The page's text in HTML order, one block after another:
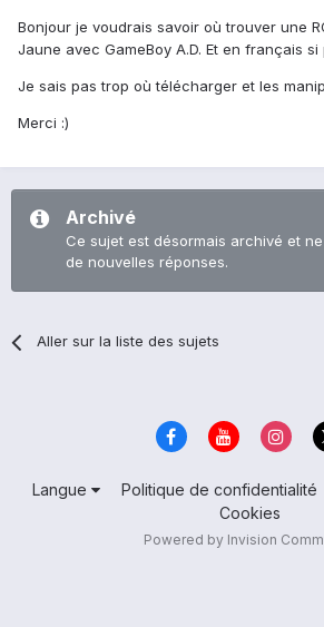
Bonjour je voudrais savoir où trouver une
Jaune avec GameBoy A.D. Et en français si
Je sais pas trop où télécharger et les
Merci :)
Archivé
Ce sujet est désormais archivé et
de nouvelles réponses.
Aller sur la liste des sujets
Langue Politique de confidentialité
Cookies
Powered by Invision